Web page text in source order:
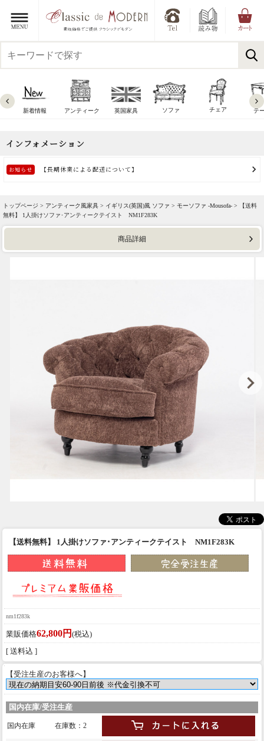
新着情報 アンティーク 英国家具 ソファ チェア テ
トップページ > アンティーク風家具 > イギリス(英国)風 ソファ > モーソファ -Mousofa- > 【送料
無料】 1人掛けソファ･アンティークテイスト NM1F283K
商品詳細
【送料無料】 1人掛けソファ･アンティークテイスト NM1F283K
nm1f283k
業販価格62,800円 (税込)
[ 送料込 ]
【受注生産のお客様へ】
国内在庫/受注生産
国内在庫 在庫数：2